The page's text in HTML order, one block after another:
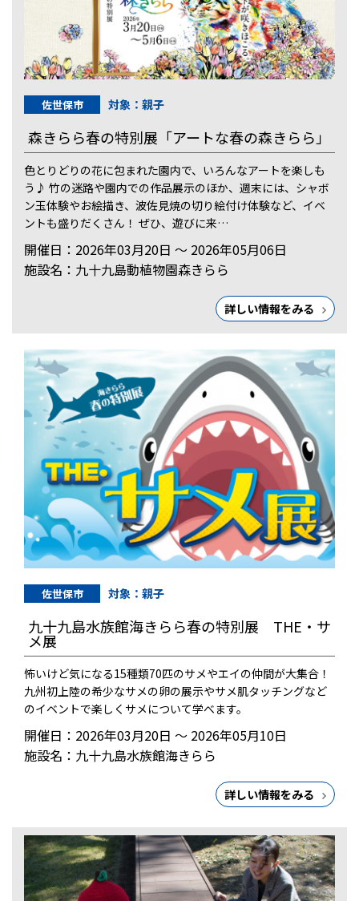
佐世保市 対象：親子
森きらら春の特別展「アートな春の森きらら」
色とりどりの花に包まれた園内で、いろんなアートを楽しも
う♪ 竹の迷路や園内での作品展示のほか、週末には、シャボ
ン玉体験やお絵描き、波佐見焼の切り絵付け体験など、イベ
ントも盛りだくさん！ ぜひ、遊びに来…
開催日：2026年03月20日 ～ 2026年05月06日
施設名：九十九島動植物園森きらら
詳しい情報をみる
佐世保市 対象：親子
九十九島水族館海きらら春の特別展 THE・サ
メ展
怖いけど気になる15種類70匹のサメやエイの仲間が大集合！
九州初上陸の希少なサメの卵の展示やサメ肌タッチングなど
のイベントで楽しくサメについて学べます。
開催日：2026年03月20日 ～ 2026年05月10日
施設名：九十九島水族館海きらら
詳しい情報をみる